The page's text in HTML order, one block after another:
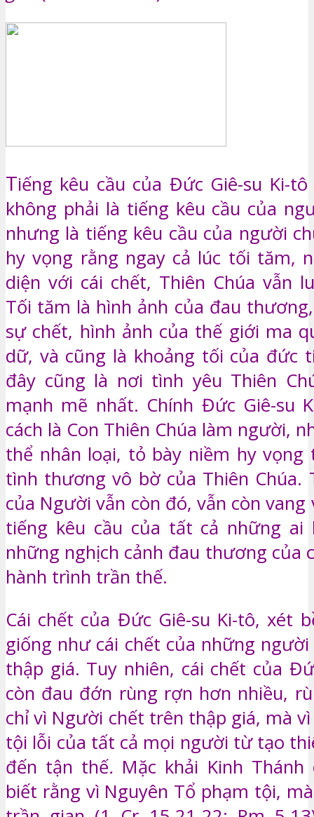
Tiếng kêu cầu của Đức Giê-su Ki-
không phải là tiếng kêu cầu của
nhưng là tiếng kêu cầu của người
hy vọng rằng ngay cả lúc tối tăm,
diện với cái chết, Thiên Chúa vẫn
Tối tăm là hình ảnh của đau
sự chết, hình ảnh của thế giới ma
dữ, và cũng là khoảng tối của đức
đây cũng là nơi tình yêu Thiên
mạnh mẽ nhất. Chính Đức Giê-su
cách là Con Thiên Chúa làm người,
thể nhân loại, tỏ bày niềm hy vọng
tình thương vô bờ của Thiên Chúa.
của Người vẫn còn đó, vẫn còn vang
tiếng kêu cầu của tất cả những
những nghịch cảnh đau thương của
hành trình trần thế.
Cái chết của Đức Giê-su Ki-tô, xét
giống như cái chết của những
thập giá. Tuy nhiên, cái chết của
còn đau đớn rùng rợn hơn nhiều,
chỉ vì Người chết trên thập giá, mà
tội lỗi của tất cả mọi người từ tạo
đến tận thế. Mặc khải Kinh
biết rằng vì Nguyên Tổ phạm tội,